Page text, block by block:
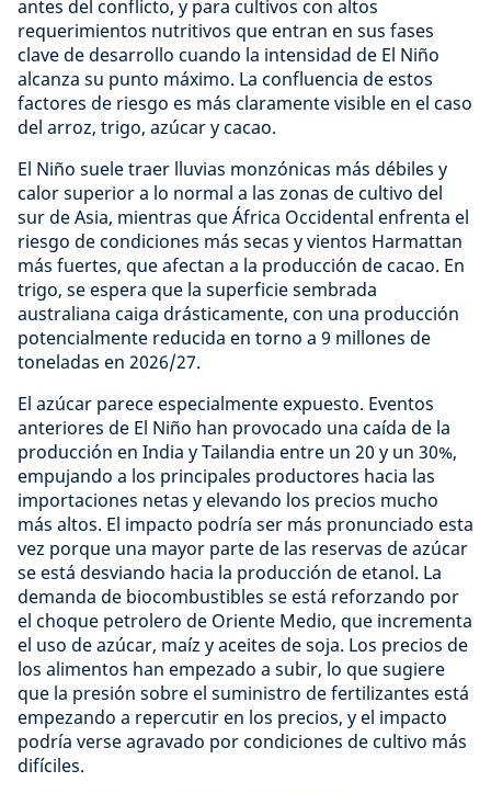
antes del conflicto, y para cultivos con altos
requerimientos nutritivos que entran en sus fases
clave de desarrollo cuando la intensidad de El Niño
alcanza su punto máximo. La confluencia de estos
factores de riesgo es más claramente visible en el caso
del arroz, trigo, azúcar y cacao.
El Niño suele traer lluvias monzónicas más débiles y
calor superior a lo normal a las zonas de cultivo del
sur de Asia, mientras que África Occidental enfrenta el
riesgo de condiciones más secas y vientos Harmattan
más fuertes, que afectan a la producción de cacao. En
trigo, se espera que la superficie sembrada
australiana caiga drásticamente, con una producción
potencialmente reducida en torno a 9 millones de
toneladas en 2026/27.
El azúcar parece especialmente expuesto. Eventos
anteriores de El Niño han provocado una caída de la
producción en India y Tailandia entre un 20 y un 30%,
empujando a los principales productores hacia las
importaciones netas y elevando los precios mucho
más altos. El impacto podría ser más pronunciado esta
vez porque una mayor parte de las reservas de azúcar
se está desviando hacia la producción de etanol. La
demanda de biocombustibles se está reforzando por
el choque petrolero de Oriente Medio, que incrementa
el uso de azúcar, maíz y aceites de soja. Los precios de
los alimentos han empezado a subir, lo que sugiere
que la presión sobre el suministro de fertilizantes está
empezando a repercutir en los precios, y el impacto
podría verse agravado por condiciones de cultivo más
difíciles.